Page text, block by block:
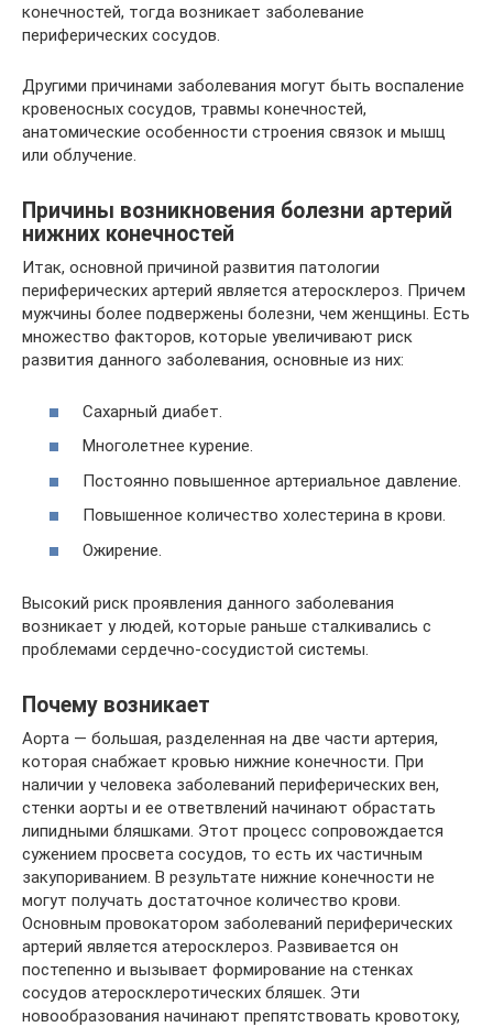
конечностей, тогда возникает заболевание
периферических сосудов.
Другими причинами заболевания могут быть воспаление
кровеносных сосудов, травмы конечностей,
анатомические особенности строения связок и мышц
или облучение.
Причины возникновения болезни артерий
нижних конечностей
Итак, основной причиной развития патологии
периферических артерий является атеросклероз. Причем
мужчины более подвержены болезни, чем женщины. Есть
множество факторов, которые увеличивают риск
развития данного заболевания, основные из них:
Сахарный диабет.
Многолетнее курение.
Постоянно повышенное артериальное давление.
Повышенное количество холестерина в крови.
Ожирение.
Высокий риск проявления данного заболевания
возникает у людей, которые раньше сталкивались с
проблемами сердечно-сосудистой системы.
Почему возникает
Аорта — большая, разделенная на две части артерия,
которая снабжает кровью нижние конечности. При
наличии у человека заболеваний периферических вен,
стенки аорты и ее ответвлений начинают обрастать
липидными бляшками. Этот процесс сопровождается
сужением просвета сосудов, то есть их частичным
закупориванием. В результате нижние конечности не
могут получать достаточное количество крови.
Основным провокатором заболеваний периферических
артерий является атеросклероз. Развивается он
постепенно и вызывает формирование на стенках
сосудов атеросклеротических бляшек. Эти
новообразования начинают препятствовать кровотоку,